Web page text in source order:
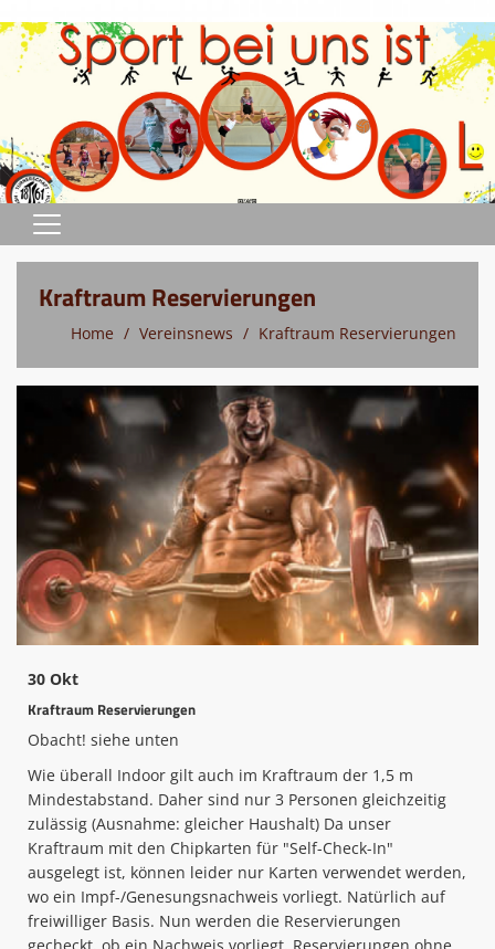
Home
Sportprogramm
Terminkalender
Verein
Sportstätten
Mitglied werden
Archive
TSH Fan Shop
Sportler/Mannschaft des Jahres
Spenden
Kids Fun-Sport-Tage
Wettkampfergebnisse LS 2025
Kraftraum Reservierungen
Home Vereinsnews Kraftraum Reservierungen
30 Okt
Kraftraum Reservierungen
Obacht! siehe unten
Wie überall Indoor gilt auch im Kraftraum der 1,5 m
Mindestabstand. Daher sind nur 3 Personen gleichzeitig
zulässig (Ausnahme: gleicher Haushalt) Da unser
Kraftraum mit den Chipkarten für "Self-Check-In"
ausgelegt ist, können leider nur Karten verwendet werden,
wo ein Impf-/Genesungsnachweis vorliegt. Natürlich auf
freiwilliger Basis. Nun werden die Reservierungen
gecheckt, ob ein Nachweis vorliegt. Reservierungen ohne